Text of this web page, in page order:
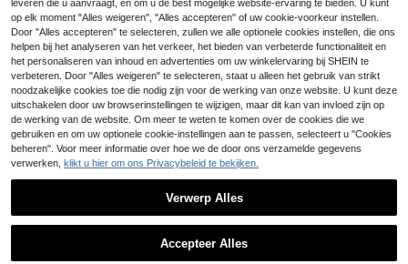
EURMUSE
EU Warehouse EURMUSE 100% kato
en, plus size, riemdetails, wijde pijp
en jeans
18 over
18.89€ -16% 22.66€
s casual vakantie lichtblauwe non-
stretch zachte gebreide rechte jean
s
24.99€
leveren die u aanvraagt, en om u de best mogelijke website-ervaring te bieden. U kunt
op elk moment "Alles weigeren", "Alles accepteren" of uw cookie-voorkeur instellen.
Door "Alles accepteren" te selecteren, zullen we alle optionele cookies instellen, die ons
helpen bij het analyseren van het verkeer, het bieden van verbeterde functionaliteit en
het personaliseren van inhoud en advertenties om uw winkelervaring bij SHEIN te
verbeteren. Door "Alles weigeren" te selecteren, staat u alleen het gebruik van strikt
noodzakelijke cookies toe die nodig zijn voor de werking van onze website. U kunt deze
uitschakelen door uw browserinstellingen te wijzigen, maar dit kan van invloed zijn op
de werking van de website. Om meer te weten te komen over de cookies die we
gebruiken en om uw optionele cookie-instellingen aan te passen, selecteert u "Cookies
beheren". Voor meer informatie over hoe we de door ons verzamelde gegevens
verwerken, klikt u hier om ons Privacybeleid te bekijken.
Verwerp Alles
Accepteer Alles